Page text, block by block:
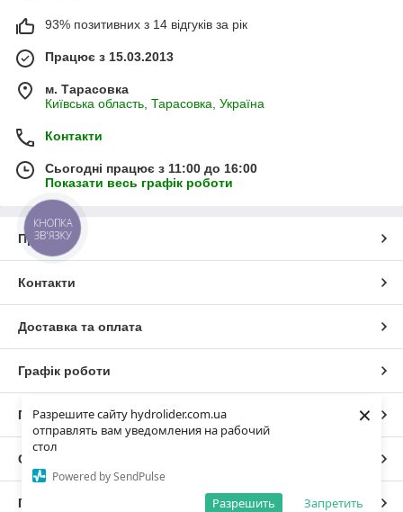
Разрешите сайту hydrolider.com.ua
отправлять вам уведомления на рабочий
стол
Powered by SendPulse
Запретить
Разрешить
×
93% позитивних з 14 відгуків за рік
Працює з 15.03.2013
м. Тарасовка
Київська область, Тарасовка, Україна
Контакти
Сьогодні працює з 11:00 до 16:00
Показати весь графік роботи
Про нас
Контакти
Доставка та оплата
Графік роботи
Повна версія сайту
Сайт створено на маркетплейсі
Політика конфіденційності
КНОПКА
ЗВ'ЯЗКУ